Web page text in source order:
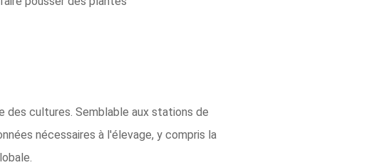
des cultures. Semblable aux stations de
nécessaires à l'élevage, y compris la